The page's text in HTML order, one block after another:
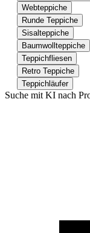
Webteppiche
Runde Teppiche
Sisalteppiche
Baumwollteppiche
Teppichfliesen
Retro Teppiche
Teppichläufer
Suche mit KI nach